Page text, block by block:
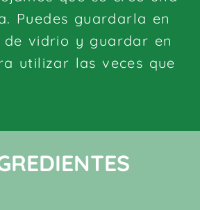
Puedes guardarla en
de vidrio y guardar en
utilizar las veces que